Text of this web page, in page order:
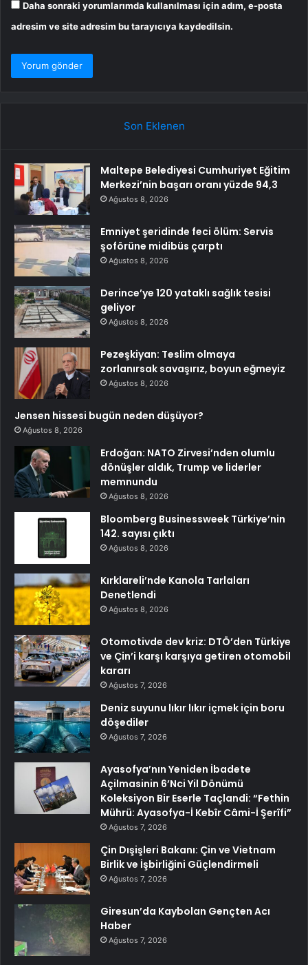
Daha sonraki yorumlarımda kullanılması için adım, e-posta
adresim ve site adresim bu tarayıcıya kaydedilsin.
Son Eklenen
Maltepe Belediyesi Cumhuriyet Eğitim
Merkezi’nin başarı oranı yüzde 94,3
Ağustos 8, 2026
Emniyet şeridinde feci ölüm: Servis
şoförüne midibüs çarptı
Ağustos 8, 2026
Derince’ye 120 yataklı sağlık tesisi
geliyor
Ağustos 8, 2026
Pezeşkiyan: Teslim olmaya
zorlanırsak savaşırız, boyun eğmeyiz
Ağustos 8, 2026
Jensen hissesi bugün neden düşüyor?
Ağustos 8, 2026
Erdoğan: NATO Zirvesi’nden olumlu
dönüşler aldık, Trump ve liderler
memnundu
Ağustos 8, 2026
Bloomberg Businessweek Türkiye’nin
142. sayısı çıktı
Ağustos 8, 2026
Kırklareli’nde Kanola Tarlaları
Denetlendi
Ağustos 8, 2026
Otomotivde dev kriz: DTÖ’den Türkiye
ve Çin’i karşı karşıya getiren otomobil
kararı
Ağustos 7, 2026
Deniz suyunu lıkır lıkır içmek için boru
döşediler
Ağustos 7, 2026
Ayasofya’nın Yeniden İbadete
Açilmasinin 6’Nci Yil Dönümü
Koleksiyon Bir Eserle Taçlandi: “Fethin
Mührü: Ayasofya-İ Kebîr Câmi-İ Şerîfi”
Ağustos 7, 2026
Çin Dışişleri Bakanı: Çin ve Vietnam
Birlik ve İşbirliğini Güçlendirmeli
Ağustos 7, 2026
Giresun’da Kaybolan Gençten Acı
Haber
Ağustos 7, 2026